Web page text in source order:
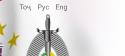
Тоҷ Рус Eng